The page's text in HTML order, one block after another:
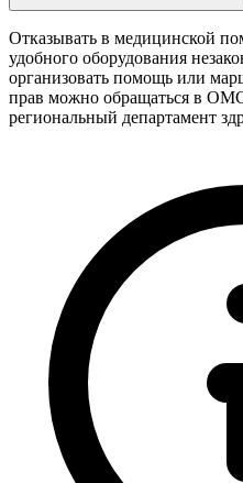
Отказывать в медицинской
удобного оборудования
организовать помощь или
прав можно обращаться в
региональный департамент